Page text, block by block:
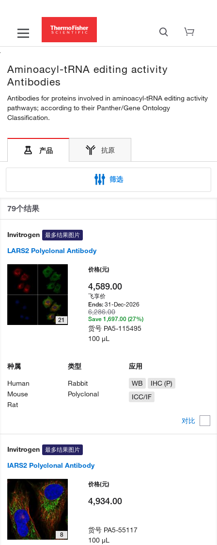
Aminoacyl-tRNA editing activity
Antibodies
Antibodies for proteins involved in aminoacyl-tRNA editing activity
pathways; according to their Panther/Gene Ontology
Classification.
产品 抗原
筛选
79个结果
Invitrogen 最多结果图片
LARS2 Polyclonal Antibody
对比
21
种属
Human
Mouse
Rat
类型
Rabbit
Polyclonal
应用
WB
IHC (P)
ICC/IF
价格(元)
4,589.00
飞享价
Ends:31-Dec-2026
6,286.00
Save 1,697.00 (27%)
货号 PA5-115495
100 µL
Invitrogen 最多结果图片
IARS2 Polyclonal Antibody
8
价格(元)
4,934.00
货号 PA5-55117
100 µL